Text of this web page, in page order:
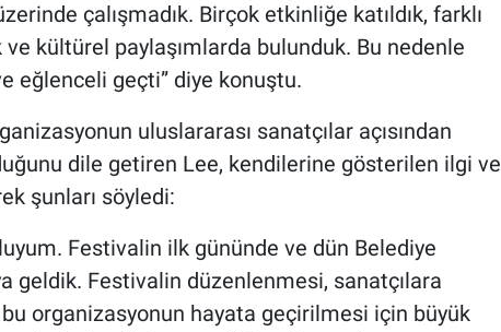
çalışmadık. Birçok etkinliğe katıldık, farklı
ve kültürel paylaşımlarda bulunduk. Bu nedenle
eğlenceli geçti” diye konuştu.
uluslararası sanatçılar açısından
dile getiren Lee, kendilerine gösterilen ilgi ve
şunları söyledi:
Festivalin ilk gününde ve dün Belediye
geldik. Festivalin düzenlenmesi, sanatçılara
bu organizasyonun hayata geçirilmesi için büyük